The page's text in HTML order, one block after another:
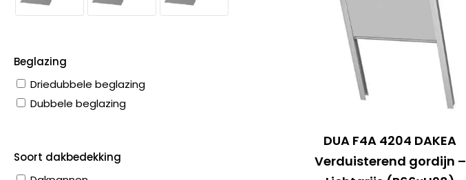
DUA F4A 4204 DAKEA
Verduisterend gordijn –
Beglazing
Driedubbele beglazing
Dubbele beglazing
Soort dakbedekking